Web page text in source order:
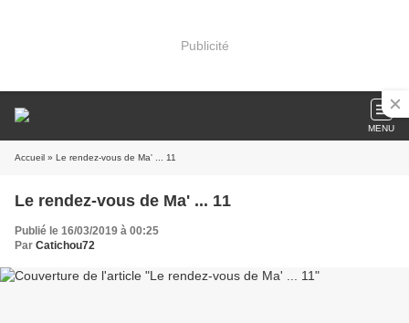
Publicité
MENU
Accueil » Le rendez-vous de Ma' ... 11
Le rendez-vous de Ma' ... 11
Publié le 16/03/2019 à 00:25
Par Catichou72